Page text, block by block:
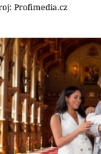
Profimedia.cz